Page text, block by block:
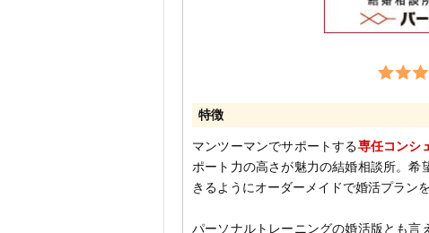
特徴
マンツーマンでサポートする専任コンシ
ポート力の高さが魅力の結婚相談所。希
きるようにオーダーメイドで婚活プラン
パーソナルトレーニングの婚活版とも言